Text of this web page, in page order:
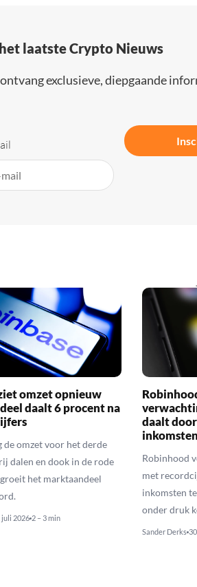
laatste Crypto Nieuws
exclusieve, diepgaande
omzet opnieuw
daalt 6 procent na
de omzet voor het derde
dalen en dook in de rode
het marktaandeel
juli 2026 2 – 3 min
daalt
inkomsten
Robinhood
met
inkomsten
onder druk
Sander Derks